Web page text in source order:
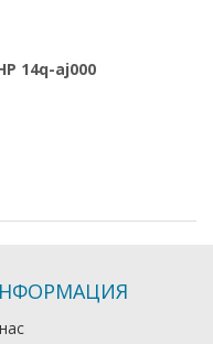
14q-aj000